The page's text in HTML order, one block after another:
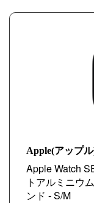
Apple(アップ
Apple Watch
トアルミニウ
ンド - S/M